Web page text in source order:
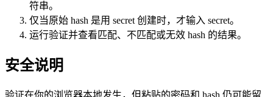
符串。
仅当原始 hash 是用 secret 创建时，才输入 secret。
运行验证并查看匹配、不匹配或无效 hash 的结果。
安全说明
验证在你的浏览器本地发生，但粘贴的密码和 hash 仍可能留